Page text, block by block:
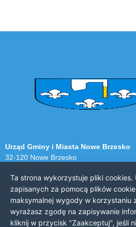
Urząd Gminy i Miasta Nowe Brzesko
32-120 Nowe Brzesko
KONTAKT Z
Telefon: 12 385
Faks: 12 385 03
Ta strona wykorzystuje pliki cookies.
zapisanych za pomocą plików
maksymalnej wygody w korzystaniu
wyrażasz zgodę na zapisywanie
kliknij w przycisk "Zaakceptuj", jeśli